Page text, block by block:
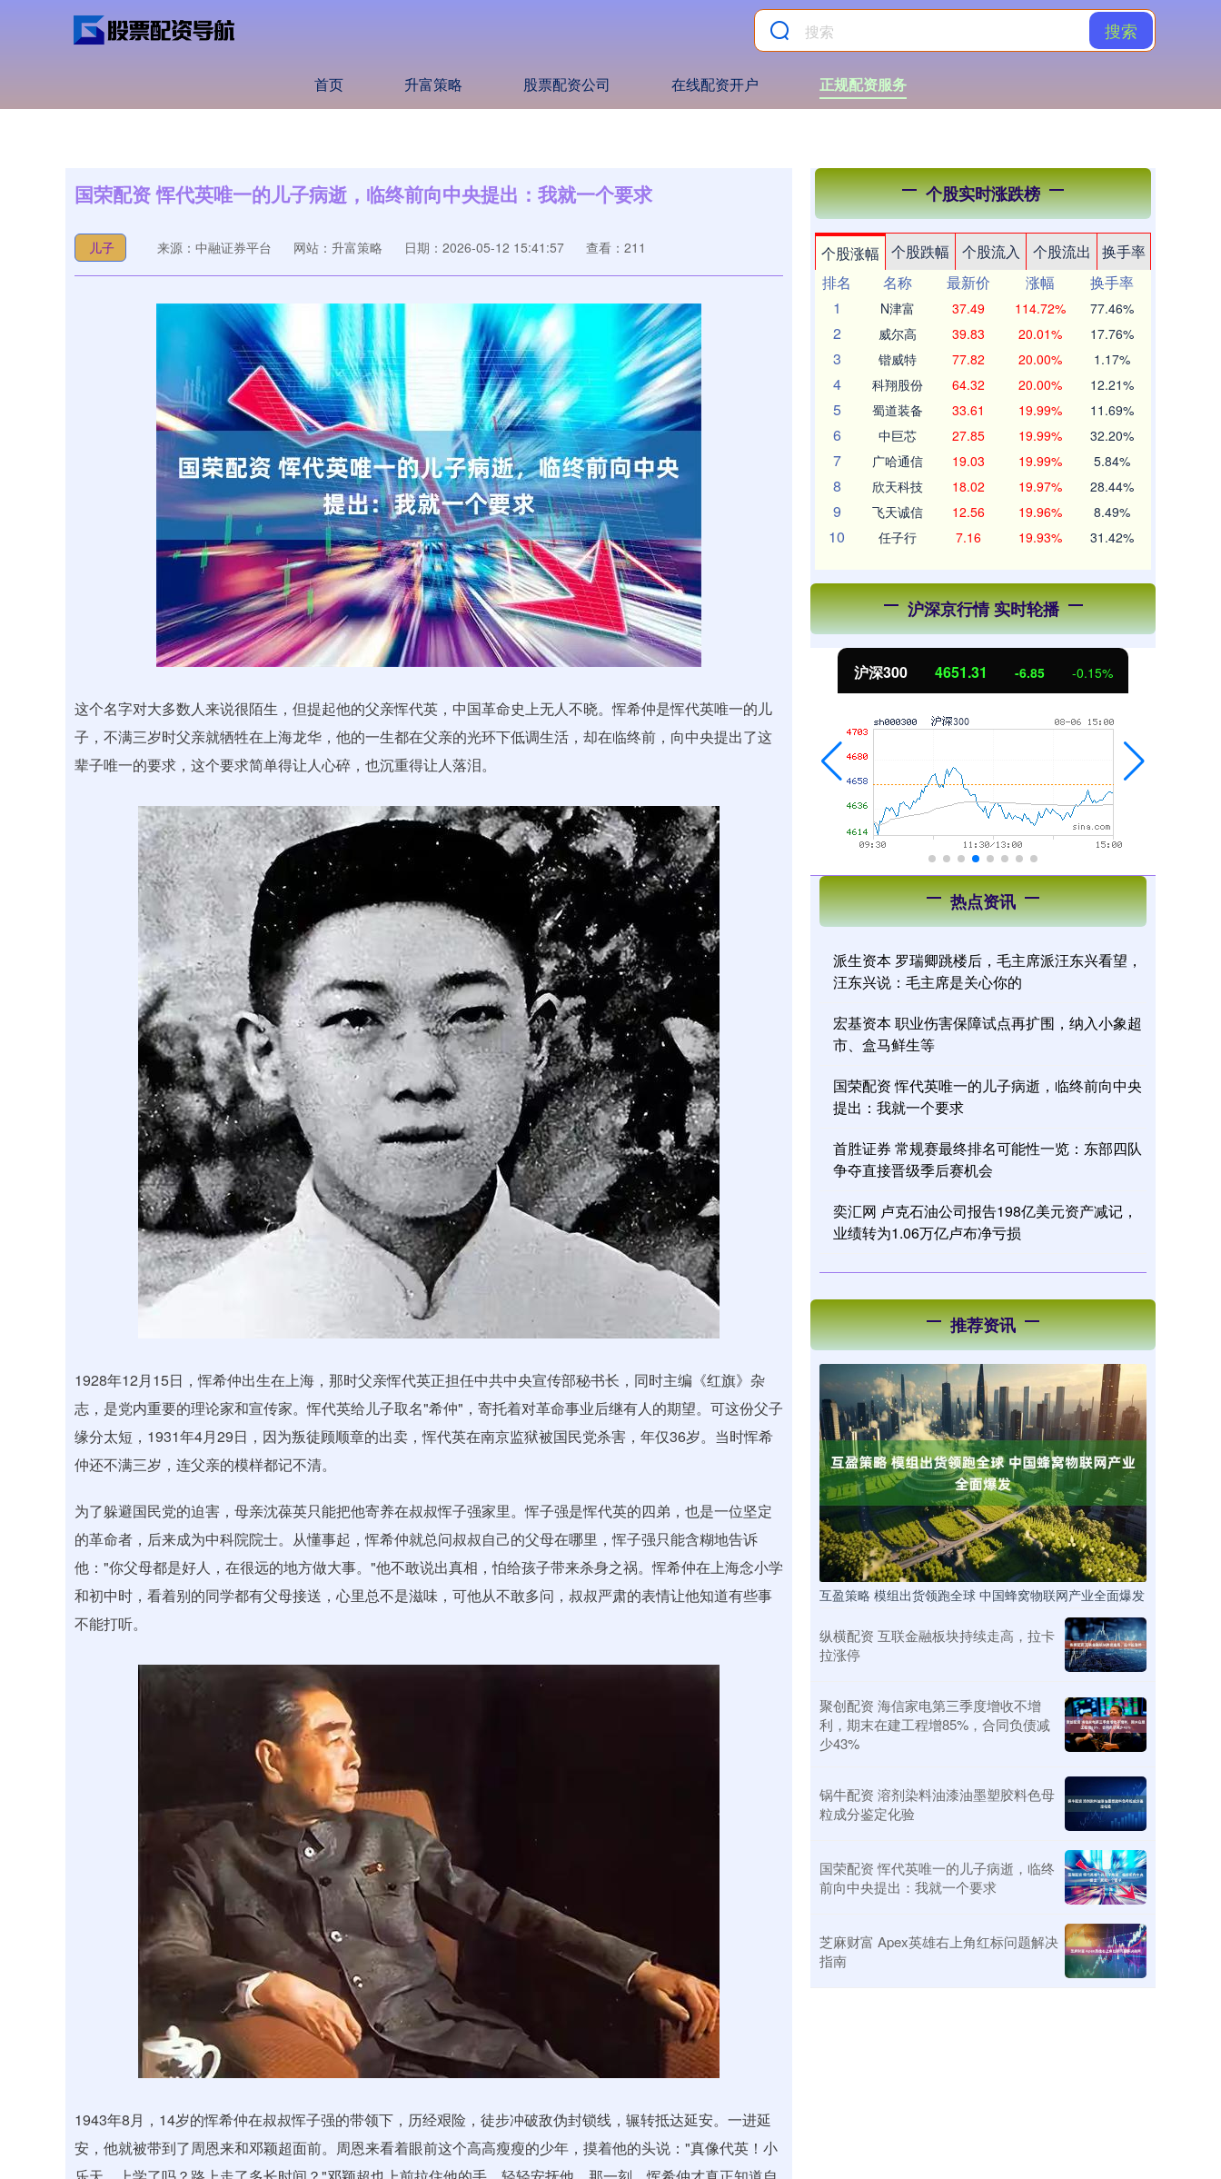
搜索
首页 升富策略 股票配资公司 在线配资开户 正规配资服务
国荣配资 恽代英唯一的儿子病逝，临终前向中央提出：我就一个要求
儿子 来源：中融证券平台 网站：升富策略 日期：2026-05-12 15:41:57 查看：211
这个名字对大多数人来说很陌生，但提起他的父亲恽代英，中国革命史上无人不晓。恽希仲是恽代英唯一的儿
子，不满三岁时父亲就牺牲在上海龙华，他的一生都在父亲的光环下低调生活，却在临终前，向中央提出了这
辈子唯一的要求，这个要求简单得让人心碎，也沉重得让人落泪。
1928年12月15日，恽希仲出生在上海，那时父亲恽代英正担任中共中央宣传部秘书长，同时主编《红旗》杂
志，是党内重要的理论家和宣传家。恽代英给儿子取名"希仲"，寄托着对革命事业后继有人的期望。可这份父子
缘分太短，1931年4月29日，因为叛徒顾顺章的出卖，恽代英在南京监狱被国民党杀害，年仅36岁。当时恽希
仲还不满三岁，连父亲的模样都记不清。
为了躲避国民党的迫害，母亲沈葆英只能把他寄养在叔叔恽子强家里。恽子强是恽代英的四弟，也是一位坚定
的革命者，后来成为中科院院士。从懂事起，恽希仲就总问叔叔自己的父母在哪里，恽子强只能含糊地告诉
他："你父母都是好人，在很远的地方做大事。"他不敢说出真相，怕给孩子带来杀身之祸。恽希仲在上海念小学
和初中时，看着别的同学都有父母接送，心里总不是滋味，可他从不敢多问，叔叔严肃的表情让他知道有些事
不能打听。
1943年8月，14岁的恽希仲在叔叔恽子强的带领下，历经艰险，徒步冲破敌伪封锁线，辗转抵达延安。一进延
安，他就被带到了周恩来和邓颖超面前。周恩来看着眼前这个高高瘦瘦的少年，摸着他的头说："真像代英！小
个股实时涨跌榜
个股涨幅 个股跌幅 个股流入 个股流出
换手率
排名
名称 最新价 涨幅
换手率
1
N津富 37.49 114.72% 77.46%
2 威尔高 39.83 20.01% 17.76%
3 锴威特 77.82 20.00% 1.17%
4 科翔股份 64.32 20.00% 12.21%
5 蜀道装备 33.61 19.99% 11.69%
6 中巨芯 27.85 19.99% 32.20%
7 广哈通信 19.03 19.99% 5.84%
8 欣天科技 18.02 19.97% 28.44%
9 飞天诚信 12.56 19.96% 8.49%
10 任子行 7.16 19.93% 31.42%
沪深京行情 实时轮播
深证成指 14110.12 -34.08 -0.24% 沪深300 4651.31 -6.85 北证50 1122.88 3.42 0.30%
热点资讯
派生资本 罗瑞卿跳楼后，毛主席派汪东兴看望，
汪东兴说：毛主席是关心你的
宏基资本 职业伤害保障试点再扩围，纳入小象超
市、盒马鲜生等
国荣配资 恽代英唯一的儿子病逝，临终前向中央
提出：我就一个要求
首胜证券 常规赛最终排名可能性一览：东部四队
争夺直接晋级季后赛机会
奕汇网 卢克石油公司报告198亿美元资产减记，
业绩转为1.06万亿卢布净亏损
推荐资讯
互盈策略 模组出货领跑全球 中国蜂窝物联网产业全面爆发
纵横配资 互联金融板块持续走高，拉卡
拉涨停
聚创配资 海信家电第三季度增收不增
利，期末在建工程增85%，合同负债减
少43%
锅牛配资 溶剂染料油漆油墨塑胶料色母
粒成分鉴定化验
国荣配资 恽代英唯一的儿子病逝，临终
前向中央提出：我就一个要求
芝麻财富 Apex英雄右上角红标问题解决
指南